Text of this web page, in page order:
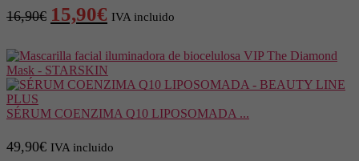
16,90€ El
original
era:
15,90€ El
actual
es:
IVA incluido
SÉRUM COENZIMA Q10 LIPOSOMADA ...
49,90€ IVA incluido